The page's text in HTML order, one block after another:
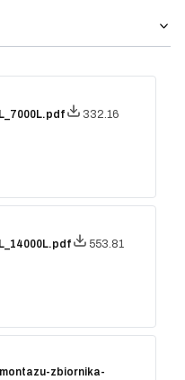
332.16
553.81
zbiornika-